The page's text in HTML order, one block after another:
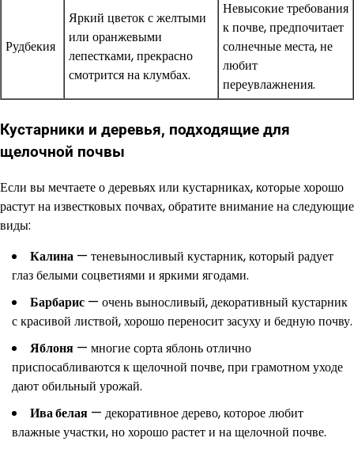
Рудбекия
Яркий цветок с желтыми
или оранжевыми
лепестками, прекрасно
смотрится на клумбах.
Невысокие требования
к почве, предпочитает
солнечные места, не
любит
переувлажнения.
Кустарники и деревья, подходящие для
щелочной почвы
Если вы мечтаете о деревьях или кустарниках, которые хорошо
растут на известковых почвах, обратите внимание на следующие
виды:
Калина — теневыносливый кустарник, который радует
глаз белыми соцветиями и яркими ягодами.
Барбарис — очень выносливый, декоративный кустарник
с красивой листвой, хорошо переносит засуху и бедную почву.
Яблоня — многие сорта яблонь отлично
приспосабливаются к щелочной почве, при грамотном уходе
дают обильный урожай.
Ива белая — декоративное дерево, которое любит
влажные участки, но хорошо растет и на щелочной почве.